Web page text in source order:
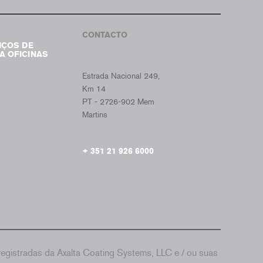
DE
OFICINAS
CONTACTO
Estrada Nacional 249,
Km 14
PT - 2726-902 Mem
Martins
+ 351 21 926 6000
da Axalta Coating Systems, LLC e / ou suas